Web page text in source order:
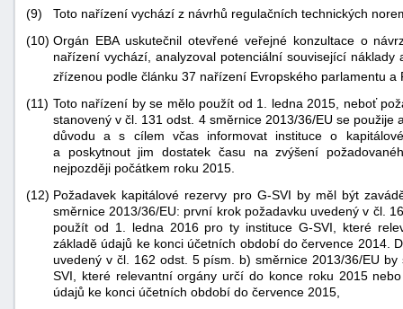
(9)
Toto nařízení vychází z návrhů regulačních technických
(10) Orgán EBA uskutečnil otevřené veřejné konzultace o
nařízení vychází, analyzoval potenciální související
zřízenou podle článku 37 nařízení Evropského parlamentu a
(11) Toto nařízení by se mělo použít od 1. ledna 2015, neboť
stanovený v čl. 131 odst. 4 směrnice 2013/36/EU se
důvodu a s cílem včas informovat instituce o
a poskytnout jim dostatek času na zvýšení
nejpozději počátkem roku 2015.
(12) Požadavek kapitálové rezervy pro G-SVI by měl být
směrnice 2013/36/EU: první krok požadavku uvedený v čl.
použít od 1. ledna 2016 pro ty instituce G-SVI, které
základě údajů ke konci účetních období do července 2014.
uvedený v čl. 162 odst. 5 písm. b) směrnice 2013/36/EU
SVI, které relevantní orgány určí do konce roku 2015
údajů ke konci účetních období do července 2015,